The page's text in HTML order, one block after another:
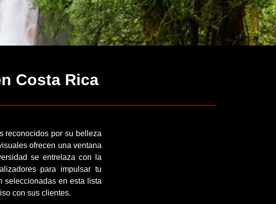
Costa Rica
reconocidos por su belleza
ofrecen una ventana
se entrelaza con la
para impulsar tu
seleccionadas en esta lista
con sus clientes.